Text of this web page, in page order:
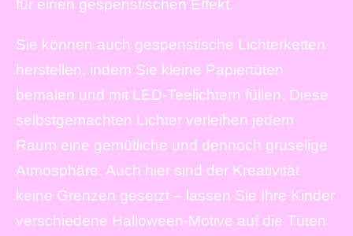
für einen gespenstischen Effekt.
Sie können auch gespenstische Lichterketten
herstellen, indem Sie kleine Papiertüten
bemalen und mit LED-Teelichtern füllen. Diese
selbstgemachten Lichter verleihen jedem
Raum eine gemütliche und dennoch gruselige
Atmosphäre. Auch hier sind der Kreativität
keine Grenzen gesetzt – lassen Sie Ihre Kinder
verschiedene Halloween-Motive auf die Tüten